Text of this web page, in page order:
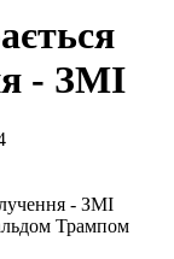
- ЗМІ
Трампом